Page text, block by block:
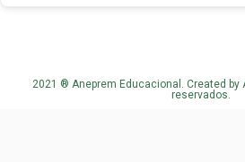
2021 ® Aneprem Educacional. Created by
reservados.